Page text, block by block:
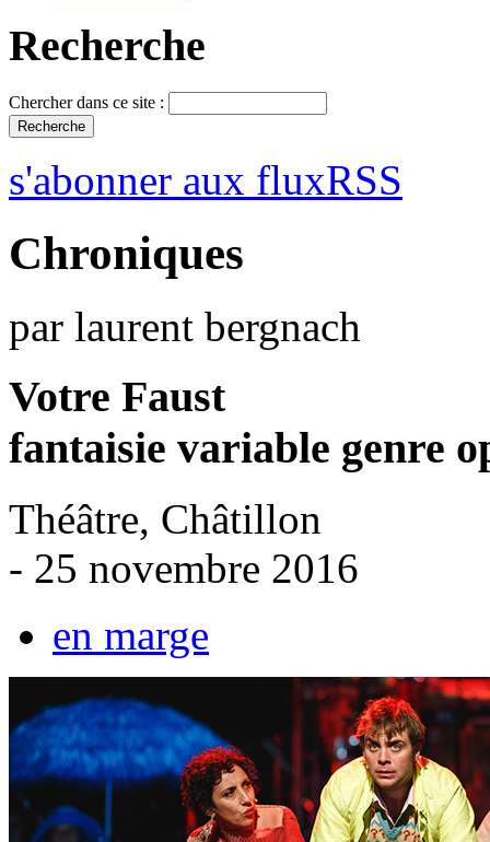
Recherche
Chercher dans ce site :
s'abonner aux fluxRSS
Chroniques
par laurent bergnach
Votre Faust
fantaisie variable genre
Théâtre, Châtillon
- 25 novembre 2016
en marge